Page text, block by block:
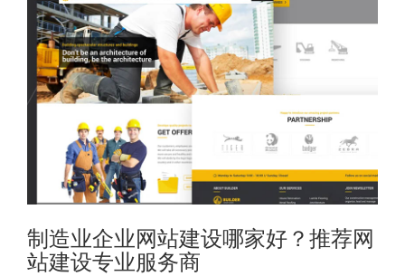
制造业企业网站建设哪家好？推荐网
站建设专业服务商